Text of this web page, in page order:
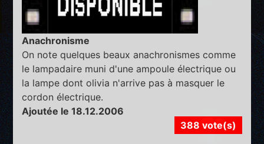
Anachronisme
On note quelques beaux anachronismes comme
le lampadaire muni d'une ampoule électrique ou
la lampe dont olivia n'arrive pas à masquer le
cordon électrique.
Ajoutée le 18.12.2006
388 vote(s)